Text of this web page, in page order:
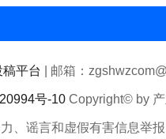
稿平台 | 邮箱：
号-10 Copyright© by
、谣言和虚假有害信息举